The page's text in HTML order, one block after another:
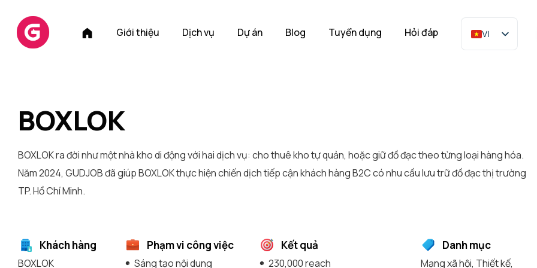
h
ủ
Giới thiệu Dịch vụ Dự án Blog Tuyển dụng Hỏi đáp VI
BOXLOK
BOXLOK ra đời như một nhà kho di động với hai dịch vụ: cho thuê kho tự quản, hoặc giữ đồ đạc theo từng loại hàng hóa.
Năm 2024, GUDJOB đã giúp BOXLOK thực hiện chiến dịch tiếp cận khách hàng B2C có nhu cầu lưu trữ đồ đạc thị trường
TP. Hồ Chí Minh.
Khách hàng
BOXLOK
Phạm vi công việc
Sáng tạo nội dung
Kết quả
230,000 reach
Danh mục
Mạng xã hội, Thiết kế,